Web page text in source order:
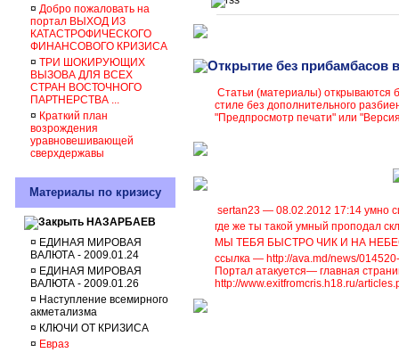
¤ Добро пожаловать на
портал ВЫХОД ИЗ
КАТАСТРОФИЧЕСКОГО
ФИНАНСОВОГО КРИЗИСА
¤ ТРИ ШОКИРУЮЩИХ
ВЫЗОВА ДЛЯ ВСЕХ
СТРАН ВОСТОЧНОГО
ПАРТНЕРСТВА ...
¤ Краткий план
возрождения
уравновешивающей
сверхдержавы
Материалы по кризису
НАЗАРБАЕВ
¤ ЕДИНАЯ МИРОВАЯ
ВАЛЮТА - 2009.01.24
¤ ЕДИНАЯ МИРОВАЯ
ВАЛЮТА - 2009.01.26
¤ Наступление всемирного
акметализма
¤ КЛЮЧИ ОТ КРИЗИСА
¤ Евраз
Открытие без прибамбасов
Статьи (материалы) открываются
стиле без дополнительного
"Предпросмотр печати" или
sertan23 — 08.02.2012 17:14 умно
где же ты такой умный проподал с
МЫ ТЕБЯ БЫСТРО ЧИК И НА
ссылка — http://ava.md/news/
Портал атакуется— главная
http://www.exitfromcris.h18.ru/